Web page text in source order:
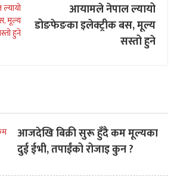
आयामले नेपाल ल्यायो
डोङफेङका इलेक्ट्रीक बस, मूल्य
सस्तो हुने
आजदेखि बिक्री सुरू हुँदै कम मूल्यका
दुई ईभी, तपाईंको रोजाइ कुन ?